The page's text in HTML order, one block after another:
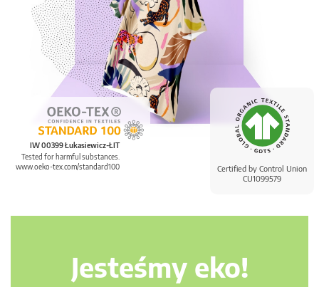
Certified by Control Union
CU1099579
IW 00399 Łukasiewicz-ŁIT
Tested for harmful substances.
www.oeko-tex.com/standard100
Jesteśmy eko!